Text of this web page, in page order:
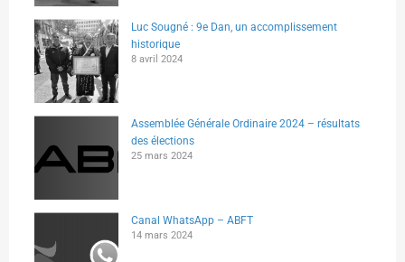
Luc Sougné : 9e Dan, un accomplissement
historique
8 avril 2024
Assemblée Générale Ordinaire 2024 – résultats
des élections
25 mars 2024
Canal WhatsApp – ABFT
14 mars 2024